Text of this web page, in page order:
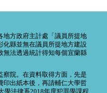
地方政府主計處「議員所提地
化縣並無在議員所提地方建設
無法透過統計得知每個宜蘭縣
察院。在資料取得方面，先是
印出紙本後，再請輔仁大學哲